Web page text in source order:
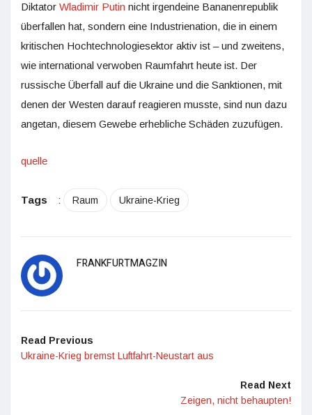
Diktator Wladimir Putin nicht irgendeine Bananenrepublik
überfallen hat, sondern eine Industrienation, die in einem
kritischen Hochtechnologiesektor aktiv ist – und zweitens,
wie international verwoben Raumfahrt heute ist. Der
russische Überfall auf die Ukraine und die Sanktionen, mit
denen der Westen darauf reagieren musste, sind nun dazu
angetan, diesem Gewebe erhebliche Schäden zuzufügen.
quelle
Tags : Raum Ukraine-Krieg
FRANKFURTMAGZIN
Read Previous
Ukraine-Krieg bremst Luftfahrt-Neustart aus
Read Next
Zeigen, nicht behaupten!